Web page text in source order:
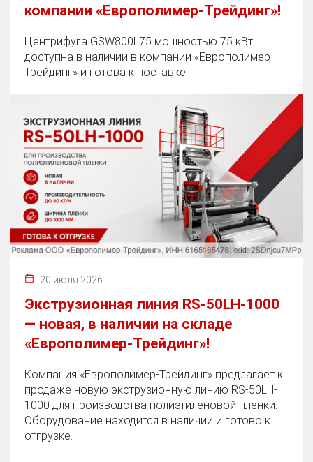
компании «Европолимер-Трейдинг»!
Центрифуга GSW800L75 мощностью 75 кВт
доступна в наличии в компании «Европолимер-
Трейдинг» и готова к поставке.
20 июля 2026
Экструзионная линия RS-50LH-1000
— новая, в наличии на складе
«Европолимер-Трейдинг»!
Компания «Европолимер-Трейдинг» предлагает к
продаже новую экструзионную линию RS-50LH-
1000 для производства полиэтиленовой пленки.
Оборудование находится в наличии и готово к
отгрузке.